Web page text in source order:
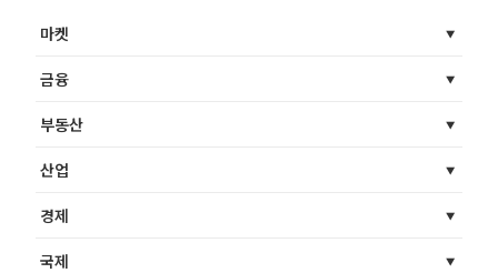
마켓
금융
부동산
산업
경제
국제